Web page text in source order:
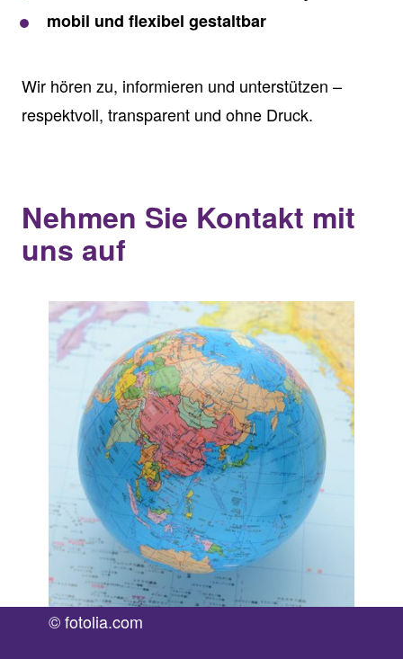
mobil und flexibel gestaltbar
Wir hören zu, informieren und unterstützen –
respektvoll, transparent und ohne Druck.
Nehmen Sie Kontakt mit
uns auf
© fotolia.com